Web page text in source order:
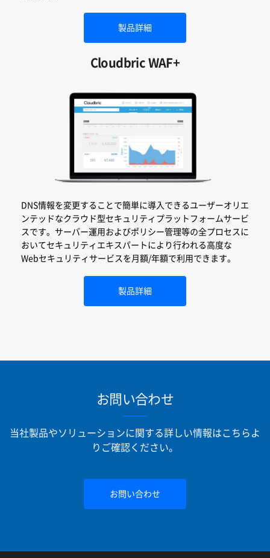
製品詳細
Cloudbric WAF+
DNS情報を変更することで簡単に導入できるユーザーオリエ
ンテッドなクラウド型セキュリティプラットフォームサービ
スです。サーバー運用およびポリシー管理等の全プロセスに
おいてセキュリティエキスパートにより行われる高度な
Webセキュリティサービスを月額/年額で利用できます。
製品詳細
お問い合わせ
当社製品やソリューションに関する詳しい情報はこちらよ
りご確認ください。
お問い合わせ